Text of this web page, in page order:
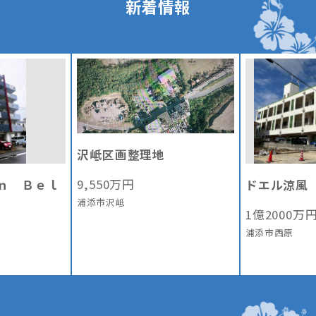
新着情報
Ｂｅｌ
沢岻区画整理地
9,550万円
浦添市沢岻
ドエル涼風
1億2000万
浦添市西原